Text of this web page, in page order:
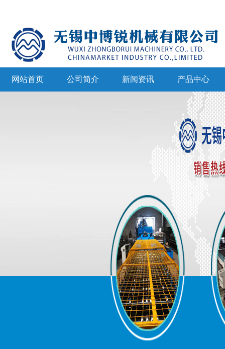
网站首页 公司简介 新闻资讯 产品中心